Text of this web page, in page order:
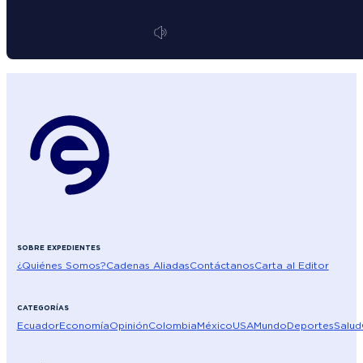
SOBRE EXPEDIENTES
¿Quiénes Somos?Cadenas AliadasContáctanosCarta al Editor
CATEGORÍAS
EcuadorEconomíaOpiniónColombiaMéxicoUSAMundoDeportesSalud